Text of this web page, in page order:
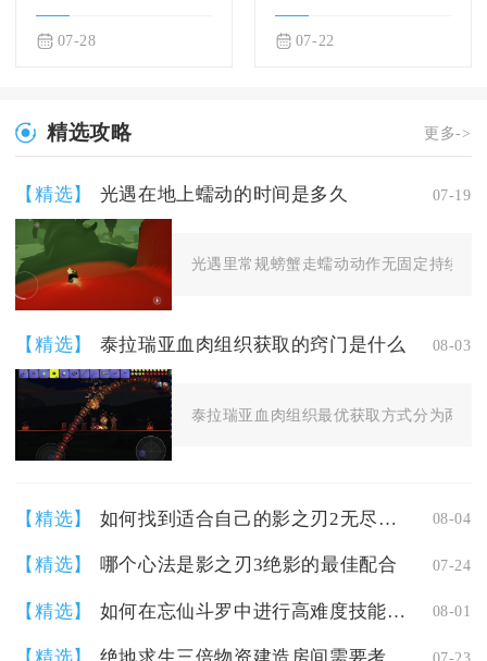
07-28 07-22
精选攻略 更多->
【精选】 光遇在地上蠕动的时间是多久 07-19
光遇里常规螃蟹走蠕动动作无固定持续时
【精选】 泰拉瑞亚血肉组织获取的窍门是什么 08-03
泰拉瑞亚血肉组织最优获取方式分为两种
【精选】 如何找到适合自己的影之刃2无尽阵容 08-04
【精选】 哪个心法是影之刃3绝影的最佳配合 07-24
【精选】 如何在忘仙斗罗中进行高难度技能连招 08-01